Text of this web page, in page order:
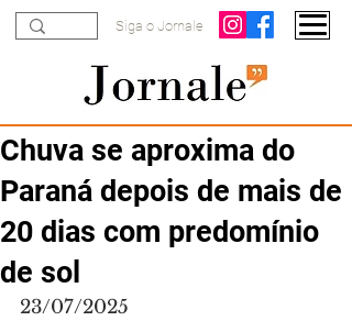
Siga o Jornale
Chuva se aproxima do
Paraná depois de mais de
20 dias com predomínio
de sol
23/07/2025